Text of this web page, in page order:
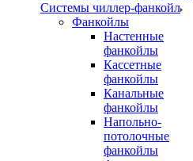
Системы чиллер-фанкойл
Фанкойлы
Настенные
фанкойлы
Кассетные
фанкойлы
Канальные
фанкойлы
Напольно-
потолочные
фанкойлы